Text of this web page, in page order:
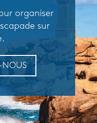
organiser
sur
NOUS